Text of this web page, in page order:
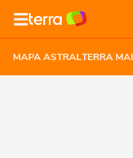
MAPA ASTRALTERRA